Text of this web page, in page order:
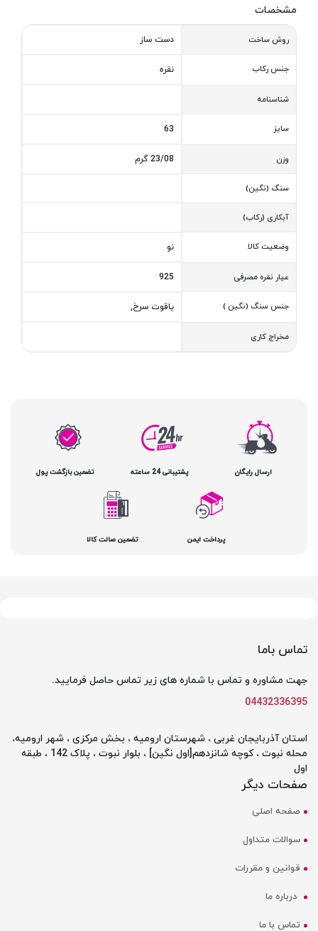
مشخصات
روش ساخت دست ساز
جنس رکاب نقره
شناسنامه
سایز 63
وزن 23/08 گرم
سنگ (نگین)
آبکاری (رکاب)
وضعیت کالا نو
عیار نقره مصرفی 925
جنس سنگ (نگین ) یاقوت سرخ,
مخراج کاری
ارسال رایگان پشتیبانی 24 ساعته تضمین بازگشت پول
پرداخت ایمن تضمین صالت کالا
تماس باما
جهت مشاوره و تماس با شماره های زیر تماس حاصل فرمایید.
04432336395
استان آذربایجان غربی ، شهرستان ارومیه ، بخش مرکزی ، شهر ارومیه،
محله نبوت ، کوچه شانزدهم[اول نگین] ، بلوار نبوت ، پلاک 142 ، طبقه
اول
صفحات دیگر
صفحه اصلی
سوالات متداول
قوانین و مقررات
درباره ما
تماس با ما